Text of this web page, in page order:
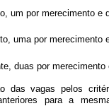
um por merecimento e
uma por merecimento
duas por
das vagas pelos
para a